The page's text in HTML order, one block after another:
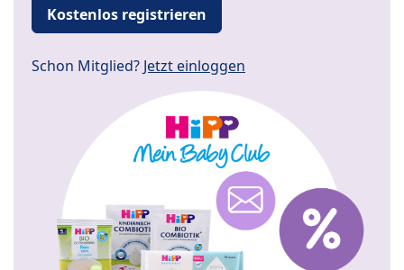
Kostenlos registrieren
Schon Mitglied? Jetzt einloggen